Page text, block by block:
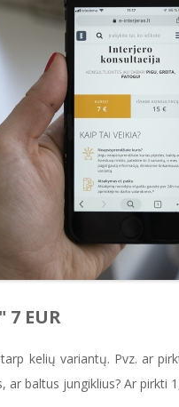
7 EUR
kelių variantų. Pvz. ar
ar baltus jungiklius? Ar pirkti